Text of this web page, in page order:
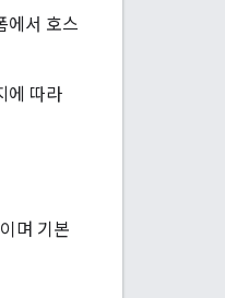
에서 호스
에 따라
며 기본